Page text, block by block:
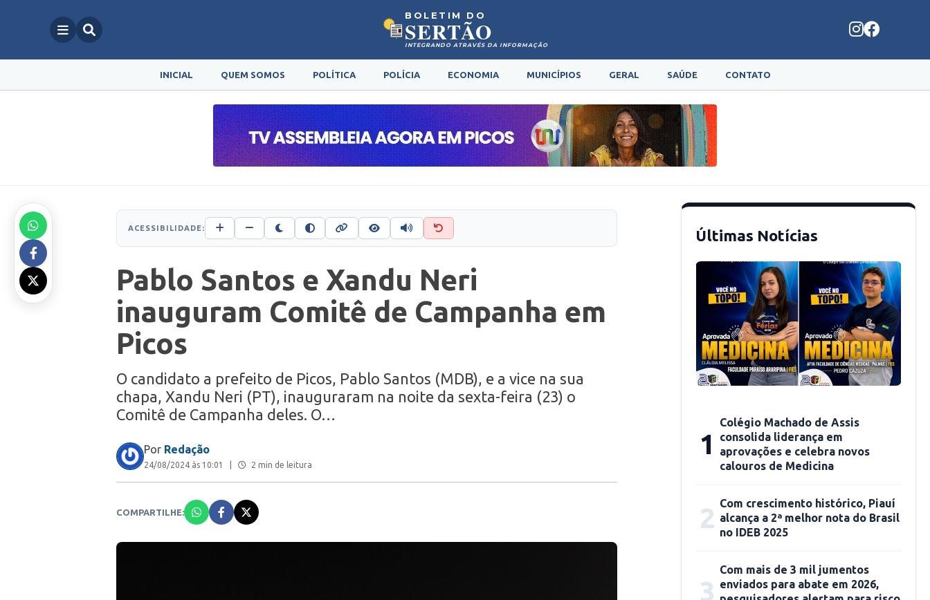
BOLETIM DO
SERTÃO
INTEGRANDO ATRAVÉS DA INFORMAÇÃO
INICIAL QUEM SOMOS POLÍTICA POLÍCIA ECONOMIA MUNICÍPIOS GERAL SAÚDE CONTATO
ACESSIBILIDADE:
Pablo Santos e Xandu Neri
inauguram Comitê de Campanha em
Picos
O candidato a prefeito de Picos, Pablo Santos (MDB), e a vice na sua
chapa, Xandu Neri (PT), inauguraram na noite da sexta-feira (23) o
Comitê de Campanha deles. O…
Por Redação
24/08/2024 às 10:01 2 min de leitura
COMPARTILHE:
Últimas Notícias
1
Colégio Machado de Assis
consolida liderança em
aprovações e celebra novos
calouros de Medicina
2 Com crescimento histórico, Piauí
alcança a 2ª melhor nota do Brasil
no IDEB 2025
3
Com mais de 3 mil jumentos
enviados para abate em 2026,